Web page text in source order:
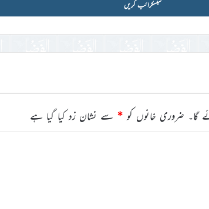
گا۔ ضروری خانوں کو * سے نشان زد کیا گیا ہے